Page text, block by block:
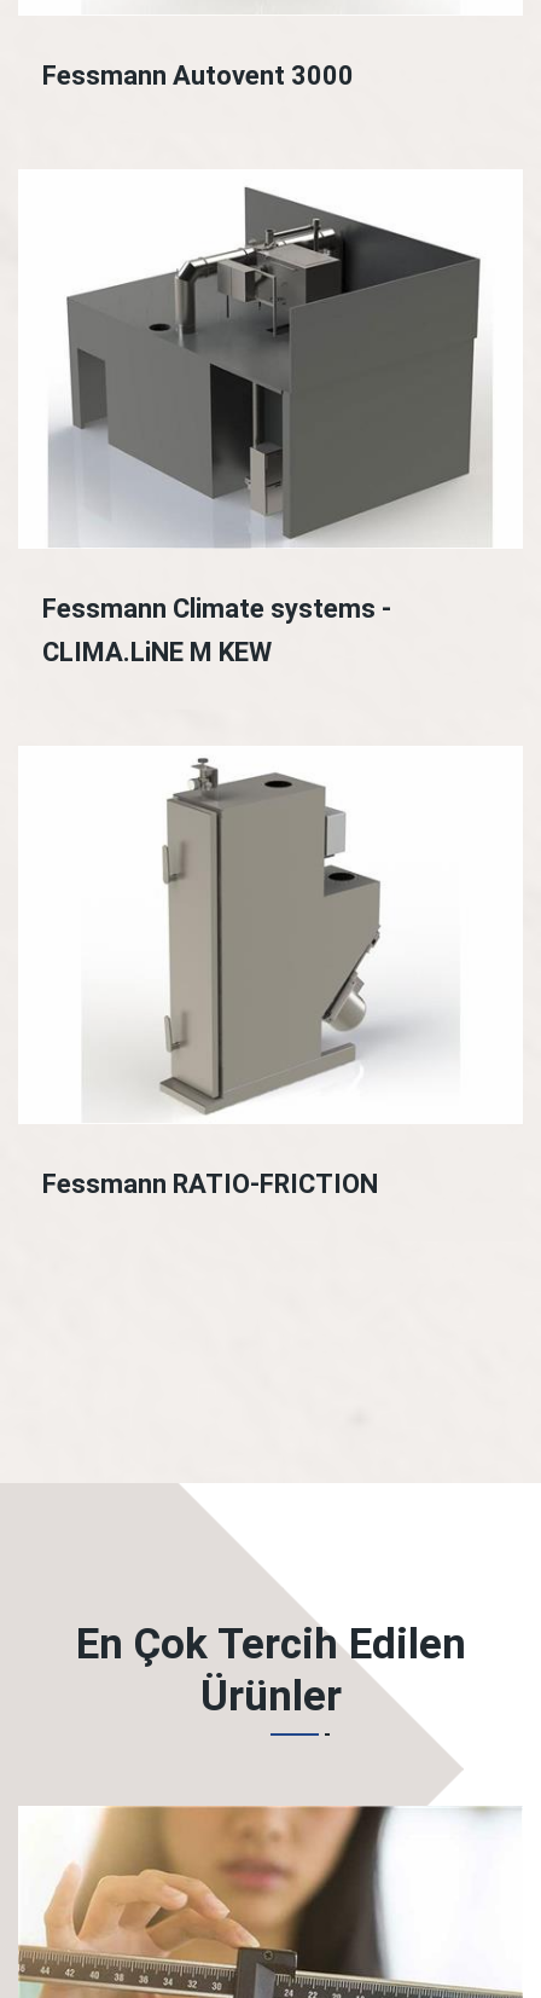
Fessmann Autovent 3000
Fessmann Climate systems -
CLIMA.LiNE M KEW
Fessmann RATIO-FRICTION
En Çok Tercih Edilen
Ürünler